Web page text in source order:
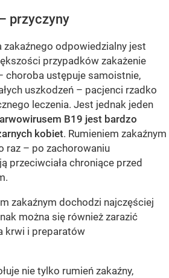
przyczyny
odpowiedzialny jest
przypadków zakażenie
choroba ustępuje samoistnie,
uszkodzeń – pacjenci rzadko
leczenia. Jest jednak jeden
B19 jest bardzo
kobiet. Rumieniem zakaźnym
raz – po zachorowaniu
przeciwciała chroniące przed
zakaźnym dochodzi najczęściej
można się również zarazić
krwi i preparatów
nie tylko rumień zakaźny,